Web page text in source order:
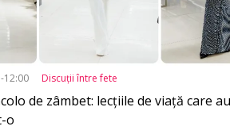
12:00 Discuţii între fete
de zâmbet: lecțiile de viață care au
o